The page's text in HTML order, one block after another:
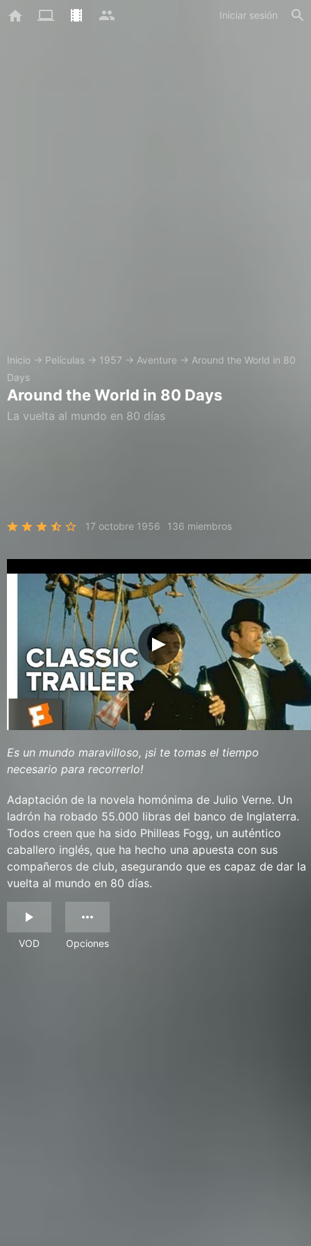
Iniciar sesión
Inicio → Películas → 1957 → Aventure → Around the World in 80
Days
Around the World in 80 Days
La vuelta al mundo en 80 días
17 octobre 1956 136 miembros
Es un mundo maravilloso, ¡si te tomas el tiempo
necesario para recorrerlo!
Adaptación de la novela homónima de Julio Verne. Un
ladrón ha robado 55.000 libras del banco de Inglaterra.
Todos creen que ha sido Philleas Fogg, un auténtico
caballero inglés, que ha hecho una apuesta con sus
compañeros de club, asegurando que es capaz de dar la
vuelta al mundo en 80 días.
VOD Opciones